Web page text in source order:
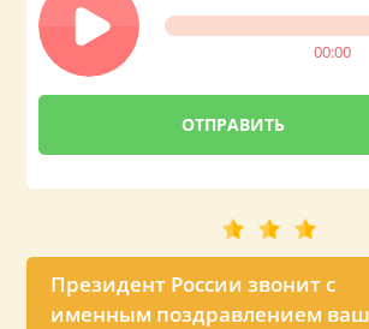
00:00
Президент России звонит с
именным поздравлением